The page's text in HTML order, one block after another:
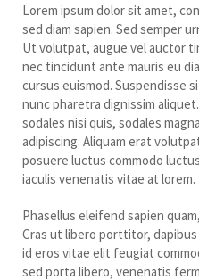
Lorem ipsum dolor sit amet,
sed diam sapien. Sed semper
Ut volutpat, augue vel auctor
nec tincidunt ante mauris eu
cursus euismod. Suspendisse
nunc pharetra dignissim
sodales nisi quis, sodales
adipiscing. Aliquam erat
posuere luctus commodo
iaculis venenatis vitae at lorem.
Phasellus eleifend sapien
Cras ut libero porttitor,
id eros vitae elit feugiat
sed porta libero, venenatis